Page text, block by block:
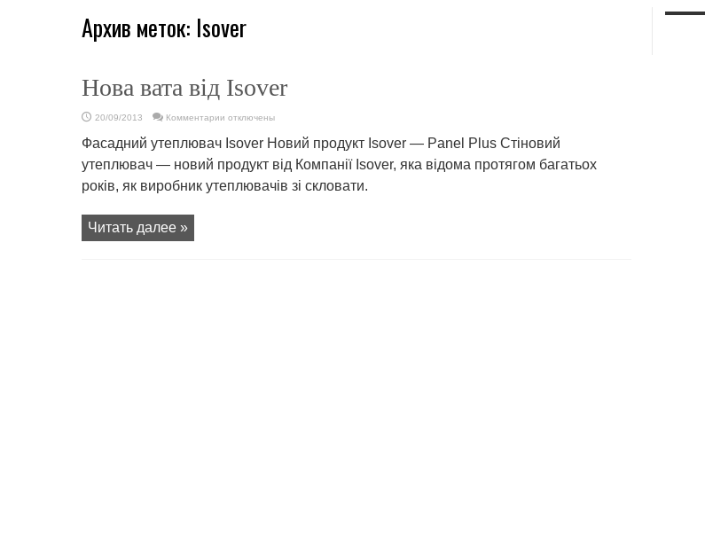
Архив меток: Isover
Нова вата від Isover
20/09/2013 Комментарии
Нова
вата
Isover
отключены
Фасадний утеплювач Isover Новий продукт Isover — Panel Plus Стіновий
утеплювач — новий продукт від Компанії Isover, яка відома протягом багатьох
років, як виробник утеплювачів зі скловати.
Читать далее »